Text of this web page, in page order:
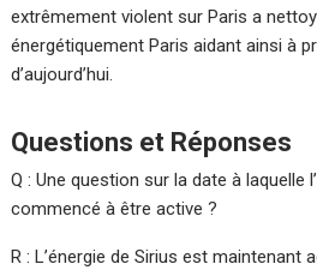
extrêmement violent sur Paris a
énergétiquement Paris aidant ainsi à
d’aujourd’hui.
Questions et Réponses
Q : Une question sur la date à laquelle
commencé à être active ?
R : L’énergie de Sirius est maintenant